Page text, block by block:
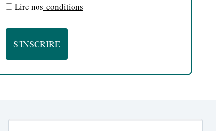
Lire nos conditions